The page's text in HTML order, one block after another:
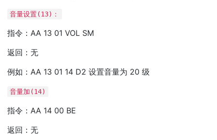
音量设置(13)：
指令：AA 13 01 VOL SM
返回：无
例如：AA 13 01 14 D2 设置音量为 20 级
音量加(14)
指令：AA 14 00 BE
返回：无